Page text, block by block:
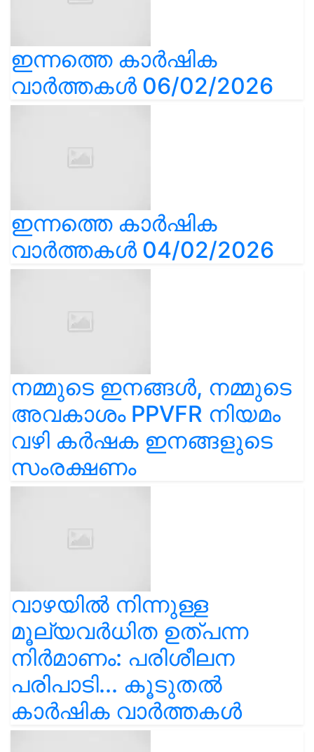
ഇന്നത്തെ കാർഷിക
വാർത്തകൾ 06/02/2026
ഇന്നത്തെ കാർഷിക
വാർത്തകൾ 04/02/2026
നമ്മുടെ ഇനങ്ങൾ, നമ്മുടെ
അവകാശം PPVFR നിയമം
വഴി കർഷക ഇനങ്ങളുടെ
സംരക്ഷണം
വാഴയിൽ നിന്നുള്ള
മൂല്യവർധിത ഉത്പന്ന
നിർമാണം: പരിശീലന
പരിപാടി... കൂടുതൽ
കാർഷിക വാർത്തകൾ